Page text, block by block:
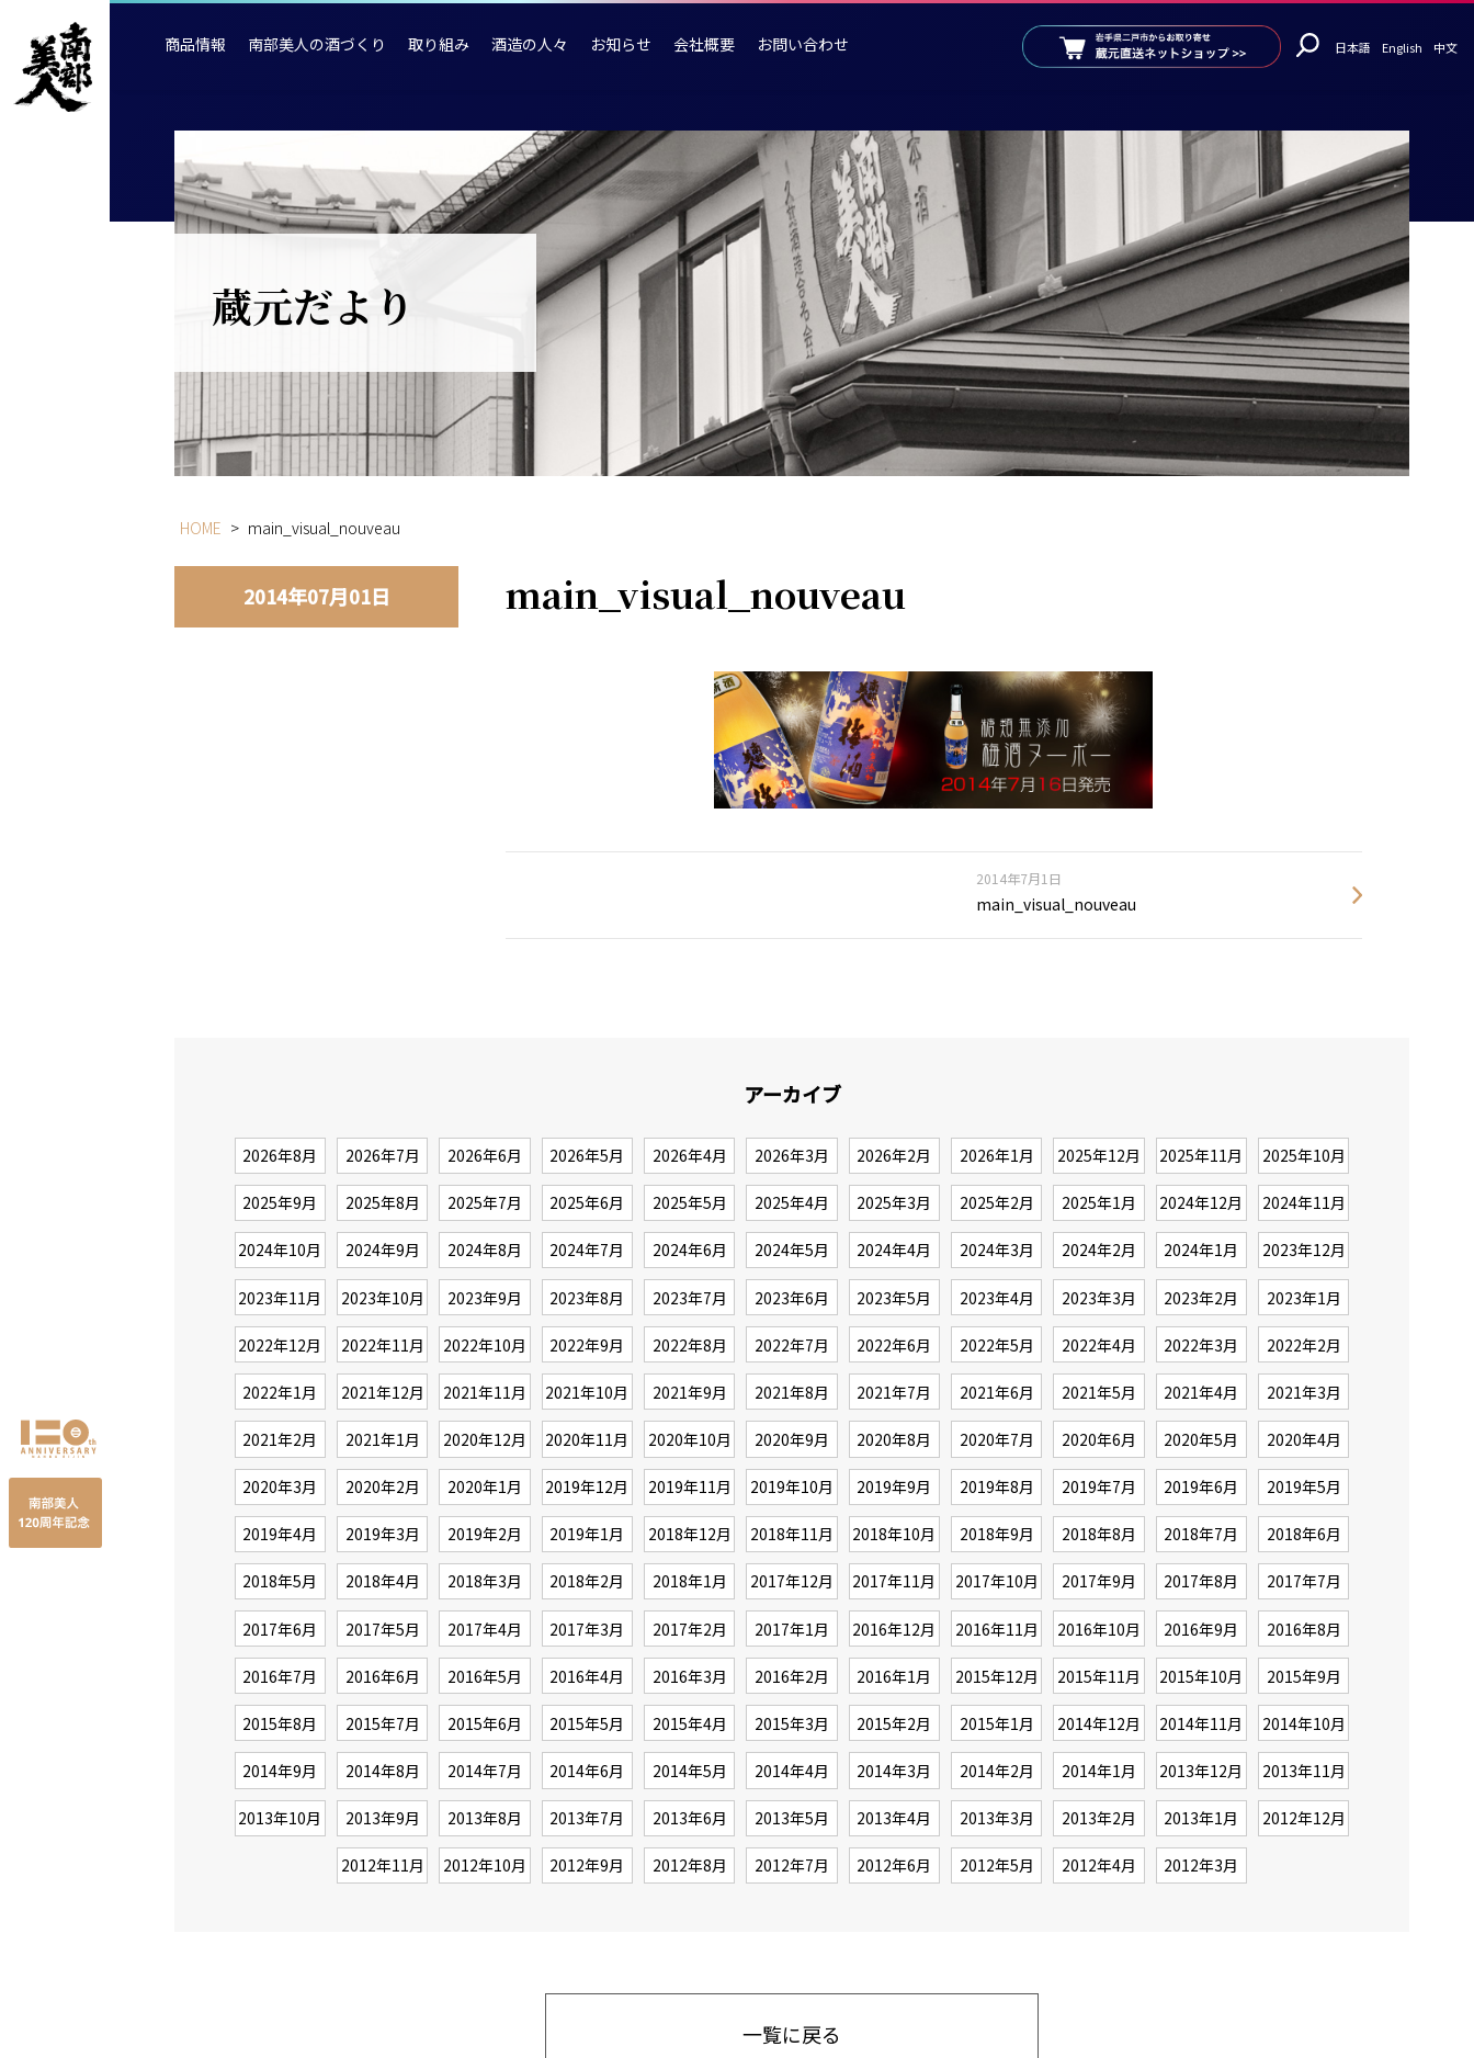
商品情報 南部美人の酒づくり 取り組み 酒造の人々 お知らせ 会社概要 お問い合わせ 日本語 English 中文
蔵元だより
HOME > main_visual_nouveau
2014年07月01日 main_visual_nouveau
2014年7月1日
main_visual_nouveau
アーカイブ
2026年8月 2026年7月 2026年6月 2026年5月 2026年4月 2026年3月 2026年2月 2026年1月 2025年12月 2025年11月 2025年10月
2025年9月 2025年8月 2025年7月 2025年6月 2025年5月 2025年4月 2025年3月 2025年2月 2025年1月 2024年12月 2024年11月
2024年10月 2024年9月 2024年8月 2024年7月 2024年6月 2024年5月 2024年4月 2024年3月 2024年2月 2024年1月 2023年12月
2023年11月 2023年10月 2023年9月 2023年8月 2023年7月 2023年6月 2023年5月 2023年4月 2023年3月 2023年2月 2023年1月
2022年12月 2022年11月 2022年10月 2022年9月 2022年8月 2022年7月 2022年6月 2022年5月 2022年4月 2022年3月 2022年2月
2022年1月 2021年12月 2021年11月 2021年10月 2021年9月 2021年8月 2021年7月 2021年6月 2021年5月 2021年4月 2021年3月
2021年2月 2021年1月 2020年12月 2020年11月 2020年10月 2020年9月 2020年8月 2020年7月 2020年6月 2020年5月 2020年4月
2020年3月 2020年2月 2020年1月 2019年12月 2019年11月 2019年10月 2019年9月 2019年8月 2019年7月 2019年6月 2019年5月
2019年4月 2019年3月 2019年2月 2019年1月 2018年12月 2018年11月 2018年10月 2018年9月 2018年8月 2018年7月 2018年6月
2018年5月 2018年4月 2018年3月 2018年2月 2018年1月 2017年12月 2017年11月 2017年10月 2017年9月 2017年8月 2017年7月
2017年6月 2017年5月 2017年4月 2017年3月 2017年2月 2017年1月 2016年12月 2016年11月 2016年10月 2016年9月 2016年8月
2016年7月 2016年6月 2016年5月 2016年4月 2016年3月 2016年2月 2016年1月 2015年12月 2015年11月 2015年10月 2015年9月
2015年8月 2015年7月 2015年6月 2015年5月 2015年4月 2015年3月 2015年2月 2015年1月 2014年12月 2014年11月 2014年10月
2014年9月 2014年8月 2014年7月 2014年6月 2014年5月 2014年4月 2014年3月 2014年2月 2014年1月 2013年12月 2013年11月
2013年10月 2013年9月 2013年8月 2013年7月 2013年6月 2013年5月 2013年4月 2013年3月 2013年2月 2013年1月 2012年12月
2012年11月 2012年10月 2012年9月 2012年8月 2012年7月 2012年6月 2012年5月 2012年4月 2012年3月
一覧に戻る